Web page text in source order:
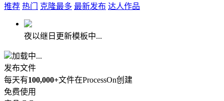
推荐 热门 克隆最多 最新发布 达人作品
夜以继日更新模板中...
加载中...
发布文件
每天有100,000+文件在ProcessOn创建
免费使用